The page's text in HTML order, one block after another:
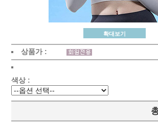
확대보기
상품가 :
색상 :